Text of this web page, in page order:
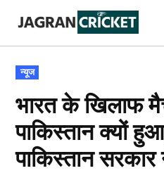
content
POSTED
IN
न्यूज
भारत के खिलाफ
पाकिस्तान क्यों
पाकिस्तान